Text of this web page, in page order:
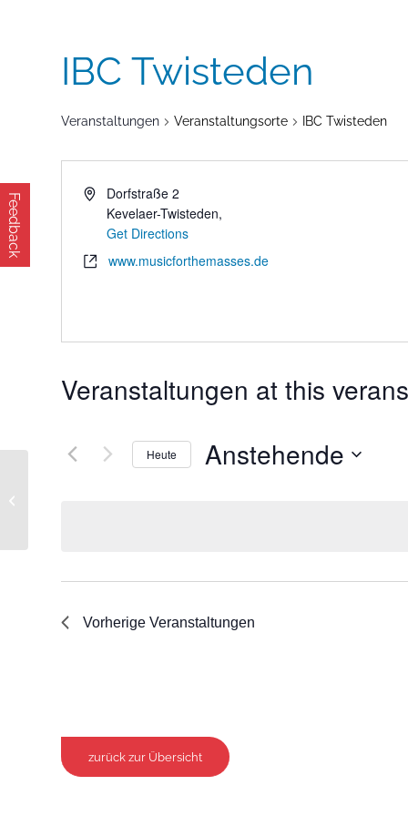
Feedback
IBC Twisteden
Veranstaltungen Veranstaltungsorte IBC Twisteden
Dorfstraße 2
Kevelaer-Twisteden,
Get Directions
www.musicforthemasses.de
Veranstaltungen at this
Heute Anstehende
Vorherige Veranstaltungen
zurück zur Übersicht